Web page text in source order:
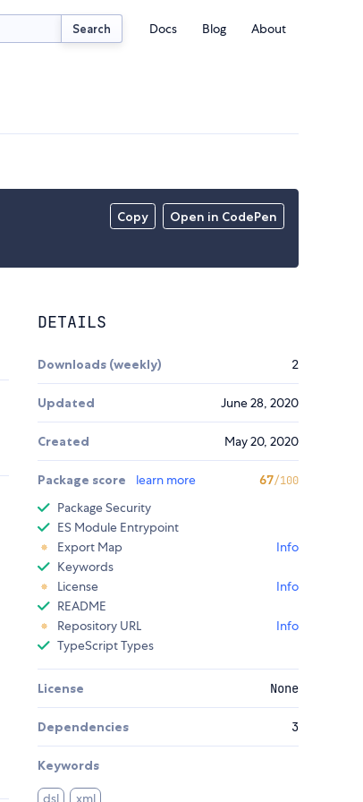
Search Docs Blog About
Copy Open in CodePen
DETAILS
Downloads (weekly) 2
Updated June 28, 2020
Created May 20, 2020
Package score learn more 67/100
Package Security
ES Module Entrypoint
Export Map
Info
Keywords
License
Info
README
Repository URL
Info
TypeScript Types
License None
Dependencies 3
Keywords
dsl xml